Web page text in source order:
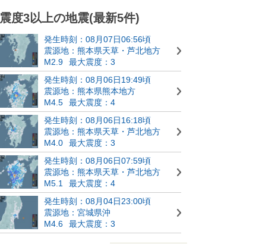
震度3以上の地震(最新5件)
発生時刻：08月07日06:56頃
震源地：熊本県天草・芦北地方
M2.9
最大震度：3
発生時刻：08月06日19:49頃
震源地：熊本県熊本地方
M4.5
最大震度：4
発生時刻：08月06日16:18頃
震源地：熊本県天草・芦北地方
M4.0
最大震度：3
発生時刻：08月06日07:59頃
震源地：熊本県天草・芦北地方
M5.1
最大震度：4
発生時刻：08月04日23:00頃
震源地：宮城県沖
M4.6
最大震度：3